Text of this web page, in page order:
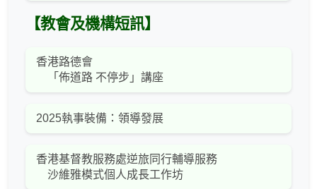
【教會及機構短訊】
香港路德會
「佈道路 不停步」講座
2025執事裝備：領導發展
香港基督教服務處逆旅同行輔導服務
沙維雅模式個人成長工作坊